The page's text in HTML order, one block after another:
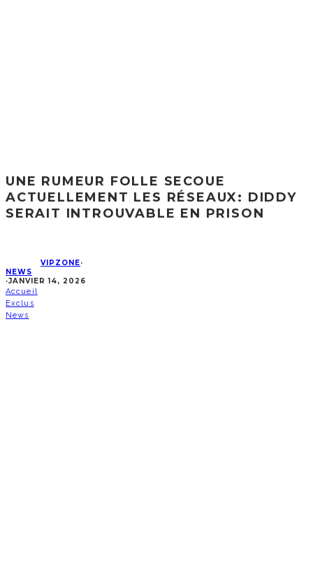
UNE RUMEUR FOLLE SECOUE
ACTUELLEMENT LES RÉSEAUX: DIDDY
SERAIT INTROUVABLE EN PRISON
VIPZONE·
NEWS
·JANVIER 14, 2026
Accueil
Exclus
News